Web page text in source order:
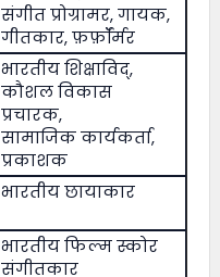
संगीत प्रोग्रामर, गायक,
गीतकार, फ़र्फ़ॉर्मर
भारतीय शिक्षाविद्,
कौशल विकास
प्रचारक,
सामाजिक कार्यकर्ता,
प्रकाशक
भारतीय छायाकार
भारतीय फिल्म स्कोर
संगीतकार